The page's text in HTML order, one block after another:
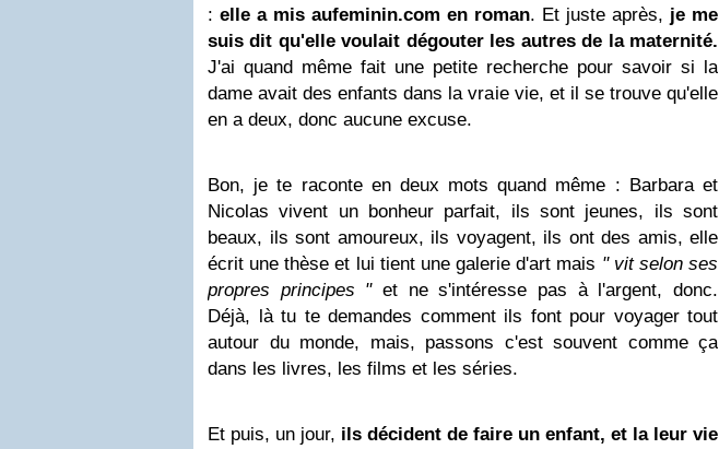
: elle a mis aufeminin.com en roman. Et juste après, je me
suis dit qu'elle voulait dégouter les autres de la maternité.
J'ai quand même fait une petite recherche pour savoir si la
dame avait des enfants dans la vraie vie, et il se trouve qu'elle
en a deux, donc aucune excuse.
Bon, je te raconte en deux mots quand même : Barbara et
Nicolas vivent un bonheur parfait, ils sont jeunes, ils sont
beaux, ils sont amoureux, ils voyagent, ils ont des amis, elle
écrit une thèse et lui tient une galerie d'art mais " vit selon ses
propres principes "et ne s'intéresse pas à l'argent, donc.
Déjà, là tu te demandes comment ils font pour voyager tout
autour du monde, mais, passons c'est souvent comme ça
dans les livres, les films et les séries.
Et puis, un jour, ils décident de faire un enfant, et la leur vie